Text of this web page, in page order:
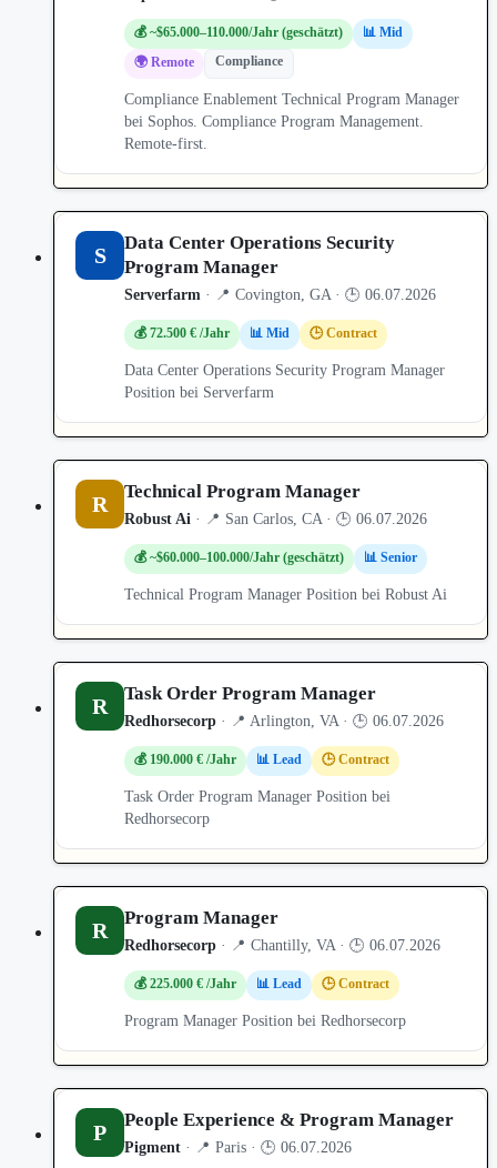
💰 ~$65.000–110.000/Jahr (geschätzt)
📊 Mid
🌍 Remote
Compliance
Compliance Enablement Technical Program Manager
bei Sophos. Compliance Program Management.
Remote-first.
S
Data Center Operations Security
Program Manager
Serverfarm · 📍 Covington, GA · 🕒 06.07.2026
💰 72.500 € /Jahr 📊 Mid 🕒 Contract
Data Center Operations Security Program Manager
Position bei Serverfarm
R Technical Program Manager
Robust Ai · 📍 San Carlos, CA · 🕒 06.07.2026
💰 ~$60.000–100.000/Jahr (geschätzt) 📊 Senior
Technical Program Manager Position bei Robust Ai
R Task Order Program Manager
Redhorsecorp · 📍 Arlington, VA · 🕒 06.07.2026
💰 190.000 € /Jahr 📊 Lead 🕒 Contract
Task Order Program Manager Position bei
Redhorsecorp
R Program Manager
Redhorsecorp · 📍 Chantilly, VA · 🕒 06.07.2026
💰 225.000 € /Jahr 📊 Lead 🕒 Contract
Program Manager Position bei Redhorsecorp
P People Experience & Program Manager
Pigment · 📍 Paris · 🕒 06.07.2026